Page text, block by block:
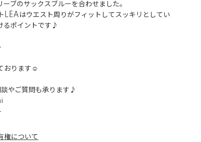
ブのサックスブルーを合わせました。
はウエスト周りがフィットしてスッキリとしてい
るポイントです♪
おります☺︎
やご質問も承ります♪
権について